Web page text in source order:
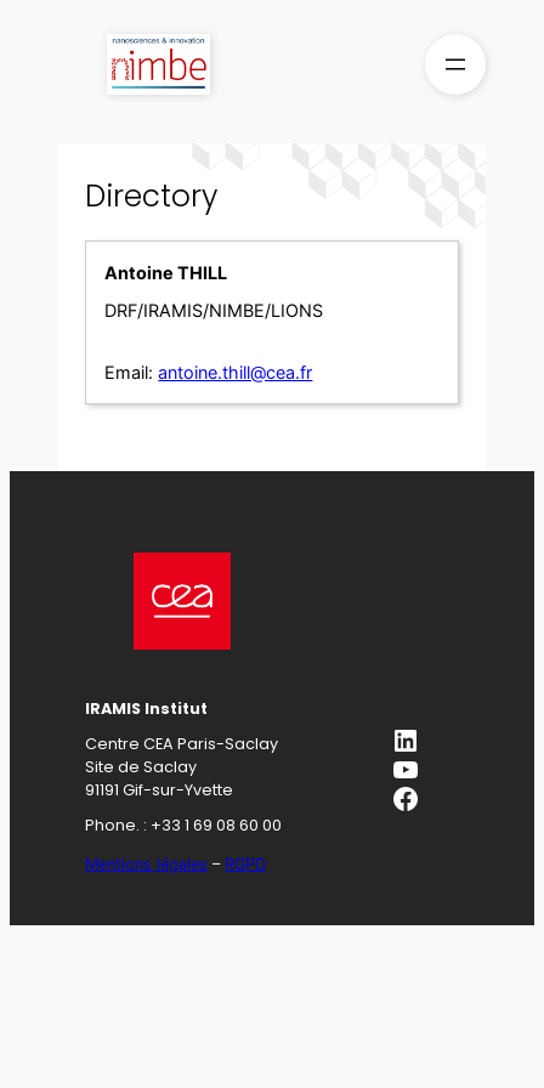
Directory
Antoine THILL
DRF/IRAMIS/NIMBE/LIONS
Email: antoine.thill@cea.fr
IRAMIS Institut
Centre CEA Paris-Saclay
Site de Saclay
91191 Gif-sur-Yvette
Phone. : +33 1 69 08 60 00
Mentions légales – RGPD
LinkedIn
YouTube
Facebook